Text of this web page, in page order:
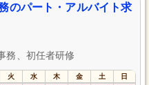
のパート・アルバイト求
務、初任者研修
火 水 木 金 土 日